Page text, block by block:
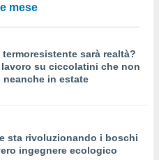
mese
sarà realtà?
su ciccolatini che non
in estate
sta rivoluzionando i boschi
ingegnere ecologico